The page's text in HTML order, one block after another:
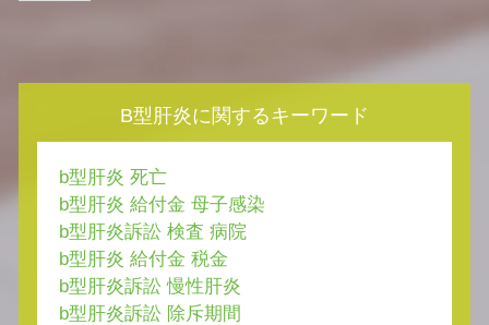
B型肝炎に関するキーワード
b型肝炎 死亡
b型肝炎 給付金 母子感染
b型肝炎訴訟 検査 病院
b型肝炎 給付金 税金
b型肝炎訴訟 慢性肝炎
b型肝炎訴訟 除斥期間